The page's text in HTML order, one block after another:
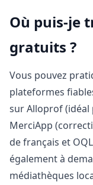
Où puis-je
gratuits ?
Vous pouvez
plateformes
sur Alloprof (idéal
MerciApp
de français et
également à
médiathèques